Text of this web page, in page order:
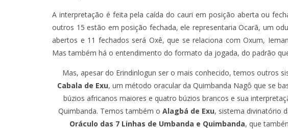
A interpretação é feita pela caída do cauri em posição aberta ou
outros 15 estão em posição fechada, ele representaria Ocarã, um
abertos e 11 fechados será Oxê, que se relaciona com Oxum,
Mas também há o entendimento do formato da jogada, do padrão
Mas, apesar do Erindinlogun ser o mais conhecido, temos outros
Cabala de Exu, um método oracular da Quimbanda Nagô que se
búzios africanos maiores e quatro búzios brancos e sua
Quimbanda. Temos também o Alagbá de Exu, sistema divinatório
Oráculo das 7 Linhas de Umbanda e Quimbanda, que